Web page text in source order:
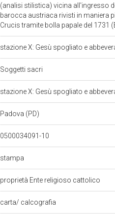
(analisi stilistica) vicina all'ingresso
barocca austriaca rivisti in maniera
Crucis tramite bolla papale del 1731
stazione X: Gesù spogliato e
Soggetti sacri
stazione X: Gesù spogliato e
Padova (PD)
0500034091-10
stampa
proprietà Ente religioso cattolico
carta/ calcografia